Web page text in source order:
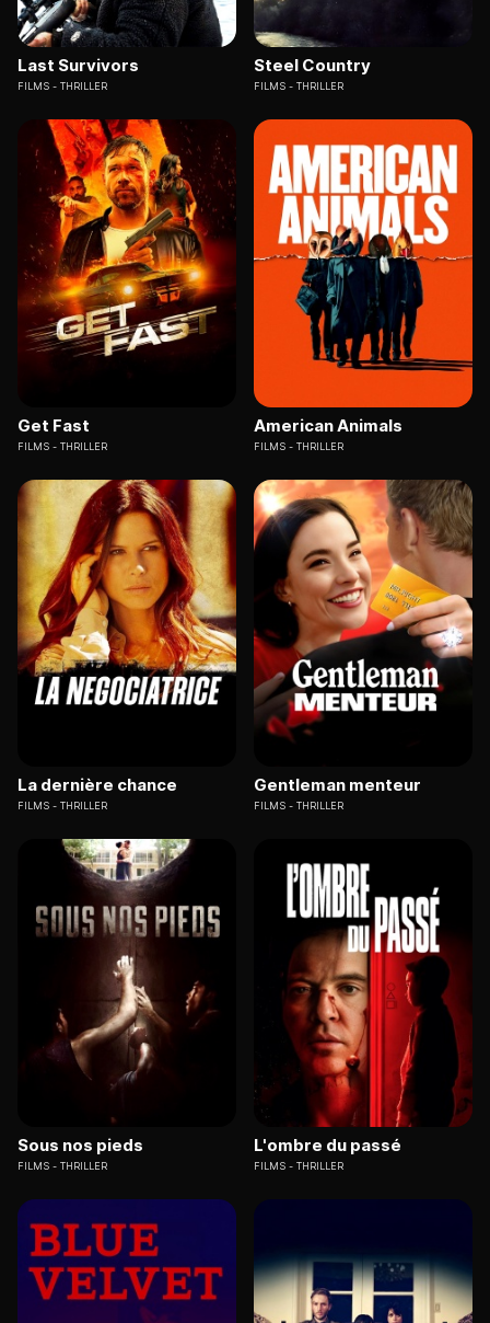
Last Survivors
FILMS THRILLER
Steel Country
FILMS THRILLER
Get Fast
FILMS THRILLER
American Animals
FILMS THRILLER
La dernière chance
FILMS THRILLER
Gentleman menteur
FILMS THRILLER
Sous nos pieds
FILMS THRILLER
L'ombre du passé
FILMS THRILLER